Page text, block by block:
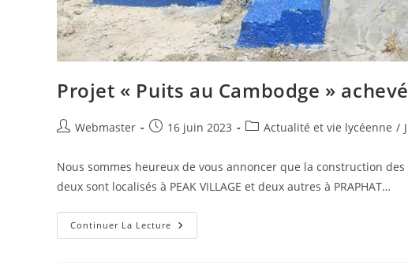
Projet « Puits au Cambodge »
Auteur/autrice
la
Webmaster
Publication
16 juin 2023
PostActualité et vie lycéenne /
Nous sommes heureux de vous annoncer que la construction
deux sont localisés à PEAK VILLAGE et deux autres à PRAPHAT…
Continuer La Lecture Projet
« Puits